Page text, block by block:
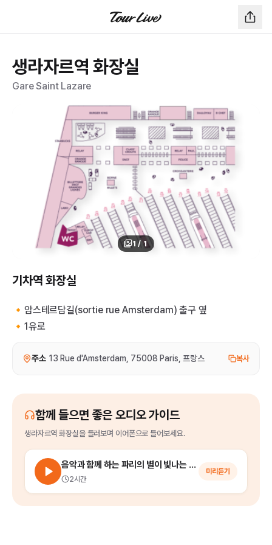
생라자르역 화장실
Gare Saint Lazare
1 / 1
기차역 화장실
🔸암스테르담길(sortie rue Amsterdam) 출구 옆
🔸1유로
주소 13 Rue d'Amsterdam, 75008 Paris, 프랑스 복사
함께 들으면 좋은 오디오 가이드
생라자르역 화장실을들러보며 이어폰으로 들어보세요.
음악과 함께 하는 파리의 별이 빛나는 밤에 (파리 야경 투어)
2시간
미리듣기